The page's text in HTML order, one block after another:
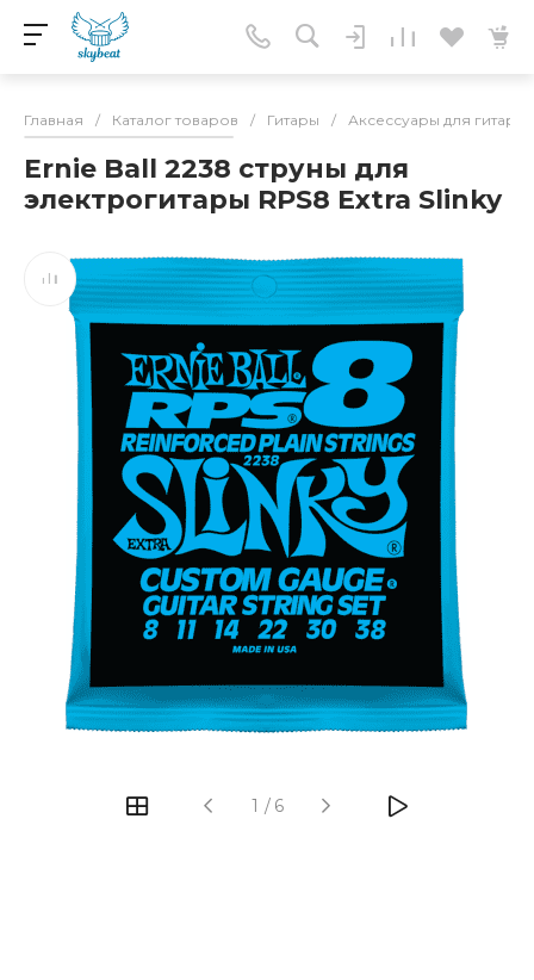
Главная / Каталог товаров / Гитары / Аксессуары для гитар
Ernie Ball 2238 струны для
электрогитары RPS8 Extra Slinky
1 / 6